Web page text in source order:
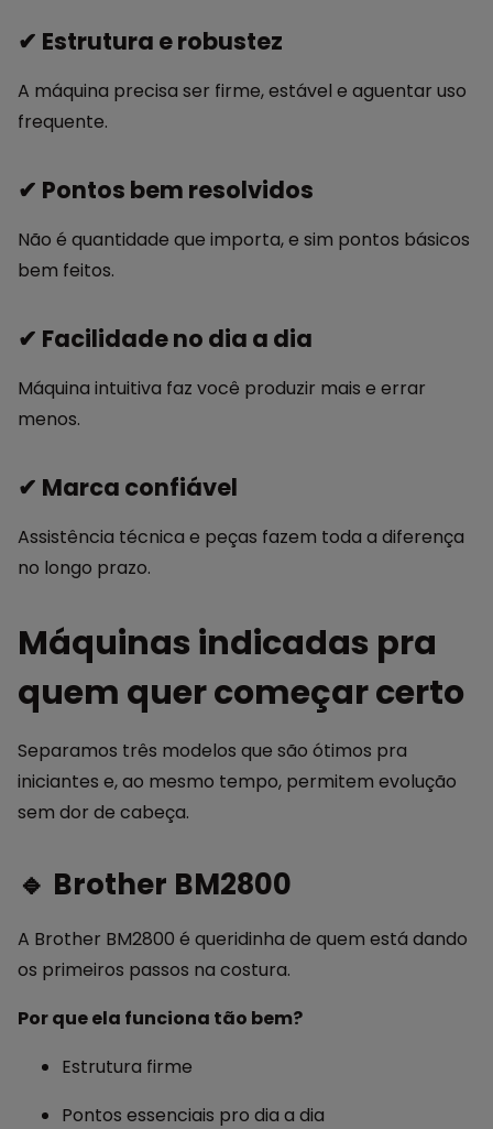
✔ Estrutura e robustez
A máquina precisa ser firme, estável e aguentar uso
frequente.
✔ Pontos bem resolvidos
Não é quantidade que importa, e sim pontos básicos
bem feitos.
✔ Facilidade no dia a dia
Máquina intuitiva faz você produzir mais e errar
menos.
✔ Marca confiável
Assistência técnica e peças fazem toda a diferença
no longo prazo.
Máquinas indicadas pra
quem quer começar certo
Separamos três modelos que são ótimos pra
iniciantes e, ao mesmo tempo, permitem evolução
sem dor de cabeça.
🔹 Brother BM2800
A Brother BM2800 é queridinha de quem está dando
os primeiros passos na costura.
Por que ela funciona tão bem?
Estrutura firme
Pontos essenciais pro dia a dia